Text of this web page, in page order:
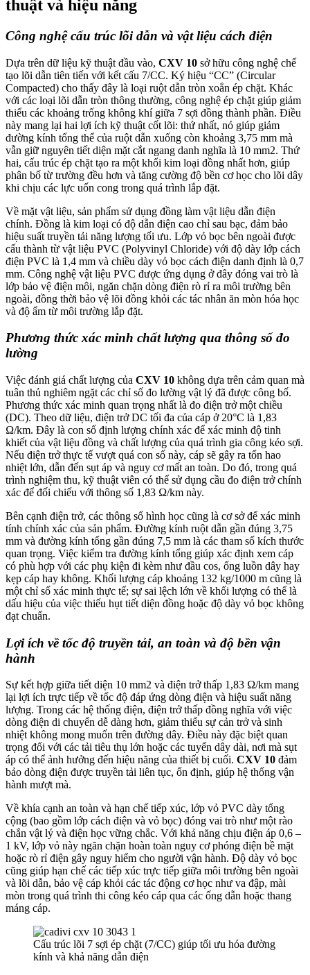
thuật và hiệu năng
Công nghệ cấu trúc lõi dẫn và vật liệu cách điện
Dựa trên dữ liệu kỹ thuật đầu vào, CXV 10 sở hữu công nghệ chế
tạo lõi dẫn tiên tiến với kết cấu 7/CC. Ký hiệu “CC” (Circular
Compacted) cho thấy đây là loại ruột dẫn tròn xoắn ép chặt. Khác
với các loại lõi dẫn tròn thông thường, công nghệ ép chặt giúp giảm
thiểu các khoảng trống không khí giữa 7 sợi đồng thành phần. Điều
này mang lại hai lợi ích kỹ thuật cốt lõi: thứ nhất, nó giúp giảm
đường kính tổng thể của ruột dẫn xuống còn khoảng 3,75 mm mà
vẫn giữ nguyên tiết diện mặt cắt ngang danh nghĩa là 10 mm2. Thứ
hai, cấu trúc ép chặt tạo ra một khối kim loại đồng nhất hơn, giúp
phân bố từ trường đều hơn và tăng cường độ bền cơ học cho lõi dây
khi chịu các lực uốn cong trong quá trình lắp đặt.
Về mặt vật liệu, sản phẩm sử dụng đồng làm vật liệu dẫn điện
chính. Đồng là kim loại có độ dẫn điện cao chỉ sau bạc, đảm bảo
hiệu suất truyền tải năng lượng tối ưu. Lớp vỏ bọc bên ngoài được
cấu thành từ vật liệu PVC (Polyvinyl Chloride) với độ dày lớp cách
điện PVC là 1,4 mm và chiều dày vỏ bọc cách điện danh định là 0,7
mm. Công nghệ vật liệu PVC được ứng dụng ở đây đóng vai trò là
lớp bảo vệ điện môi, ngăn chặn dòng điện rò rỉ ra môi trường bên
ngoài, đồng thời bảo vệ lõi đồng khỏi các tác nhân ăn mòn hóa học
và độ ẩm từ môi trường lắp đặt.
Phương thức xác minh chất lượng qua thông số đo
lường
Việc đánh giá chất lượng của CXV 10 không dựa trên cảm quan mà
tuân thủ nghiêm ngặt các chỉ số đo lường vật lý đã được công bố.
Phương thức xác minh quan trọng nhất là đo điện trở một chiều
(DC). Theo dữ liệu, điện trở DC tối đa của cáp ở 20°C là 1,83
Ω/km. Đây là con số định lượng chính xác để xác minh độ tinh
khiết của vật liệu đồng và chất lượng của quá trình gia công kéo sợi.
Nếu điện trở thực tế vượt quá con số này, cáp sẽ gây ra tổn hao
nhiệt lớn, dẫn đến sụt áp và nguy cơ mất an toàn. Do đó, trong quá
trình nghiệm thu, kỹ thuật viên có thể sử dụng cầu đo điện trở chính
xác để đối chiếu với thông số 1,83 Ω/km này.
Bên cạnh điện trở, các thông số hình học cũng là cơ sở để xác minh
tính chính xác của sản phẩm. Đường kính ruột dẫn gần đúng 3,75
mm và đường kính tổng gần đúng 7,5 mm là các tham số kích thước
quan trọng. Việc kiểm tra đường kính tổng giúp xác định xem cáp
có phù hợp với các phụ kiện đi kèm như đầu cos, ống luồn dây hay
kẹp cáp hay không. Khối lượng cáp khoảng 132 kg/1000 m cũng là
một chỉ số xác minh thực tế; sự sai lệch lớn về khối lượng có thể là
dấu hiệu của việc thiếu hụt tiết diện đồng hoặc độ dày vỏ bọc không
đạt chuẩn.
Lợi ích về tốc độ truyền tải, an toàn và độ bền vận
hành
Sự kết hợp giữa tiết diện 10 mm2 và điện trở thấp 1,83 Ω/km mang
lại lợi ích trực tiếp về tốc độ đáp ứng dòng điện và hiệu suất năng
lượng. Trong các hệ thống điện, điện trở thấp đồng nghĩa với việc
dòng điện di chuyển dễ dàng hơn, giảm thiểu sự cản trở và sinh
nhiệt không mong muốn trên đường dây. Điều này đặc biệt quan
trọng đối với các tải tiêu thụ lớn hoặc các tuyến dây dài, nơi mà sụt
áp có thể ảnh hưởng đến hiệu năng của thiết bị cuối. CXV 10 đảm
bảo dòng điện được truyền tải liên tục, ổn định, giúp hệ thống vận
hành mượt mà.
Về khía cạnh an toàn và hạn chế tiếp xúc, lớp vỏ PVC dày tổng
cộng (bao gồm lớp cách điện và vỏ bọc) đóng vai trò như một rào
chắn vật lý và điện học vững chắc. Với khả năng chịu điện áp 0,6 –
1 kV, lớp vỏ này ngăn chặn hoàn toàn nguy cơ phóng điện bề mặt
hoặc rò rỉ điện gây nguy hiểm cho người vận hành. Độ dày vỏ bọc
cũng giúp hạn chế các tiếp xúc trực tiếp giữa môi trường bên ngoài
và lõi dẫn, bảo vệ cáp khỏi các tác động cơ học như va đập, mài
mòn trong quá trình thi công kéo cáp qua các ống dẫn hoặc thang
máng cáp.
Cấu trúc lõi 7 sợi ép chặt (7/CC) giúp tối ưu hóa đường
kính và khả năng dẫn điện